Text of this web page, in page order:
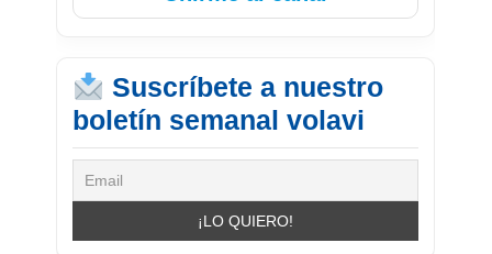
Suscríbete a nuestro
boletín semanal volavi